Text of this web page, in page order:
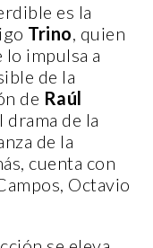
es la
Trino, quien
impulsa a
de la
de Raúl
de la
de la
cuenta con
Octavio